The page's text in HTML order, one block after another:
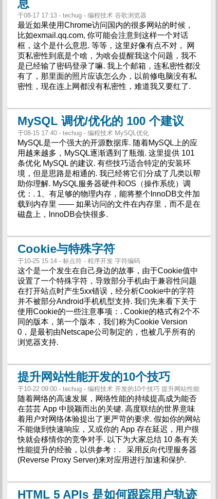
息
于08-17 17:13 - techug - 编程技术 谷歌浏览器
最近如果使用Chrome访问国内的很多网站的时候，
比如exmail.qq.com, 你可能会注意到这样一个对话
框，这个是什么意思. 等等，这里好像有点不对， 网
页私密性到底是个啥，为啥会提醒我这个问题，我不
是已经输了密码登录了嘛. 我上个邮箱，连私密性都没
有了，那里面的照片应该怎么办，以前修电脑没有私
密性，现在连上网都没有私密性，难道我又要红了.
MySQL 调优/优化的 100 个建议
于08-15 17:40 - techug - 编程技术 MySQL优化
MySQL是一个强大的开源数据库. 随着MySQL上的应
用越来越多，MySQL逐渐遇到了瓶颈. 这里提供 101
条优化 MySQL 的建议. 有些技巧适合特定的安装环
境，但是思路是相通的. 我已经将它们分成了几类以帮
助你理解. MySQL服务器硬件和OS（操作系统）调
优：. 1、有足够的物理内存，能将整个InnoDB文件加
载到内存里 —— 如果访问的文件在内存里，而不是在
磁盘上，InnoDB会快很多.
Cookie与特殊字符
于10-25 15:14 - 标点符 - 程序开发 字符编码
这个是一个发生在自己身边的故事，由于Cookie值中
设置了一个特殊字符，导致部分手机由于兼容性问题
在打开站点时产生5xx错误，经分析Cookie中的字符
并不被部分Android手机机型支持. 我们先来看下关于
使用Cookie的一些注意事项：. Cookie的格式有2个不
同的版本，第一个版本，我们称为Cookie Version
0，是最初由Netscape公司制定的，也被几乎所有的
浏览器支持.
提升网站性能开发的10个技巧
于10-22 09:00 - techug - 编程技术 开发的10个技巧 提升网站性能
随着网络的高速发展，网络性能的持续提高成为能否
在芸芸 App 中脱颖而出的关键. 高度联结的世界意味
着用户对网络体验提出了更严苛的要求. 假如你的网站
不能做到快速响应，又或你的 App 存在延迟，用户很
快就会移情你的竞争对手. 以下为大家总结 10 条有关
性能提升的经验，以供参考：. 采用反向代理服务器
(Reverse Proxy Server)来对应用进行加速和保护.
HTML 5 APIs 是如何跟踪用户轨迹